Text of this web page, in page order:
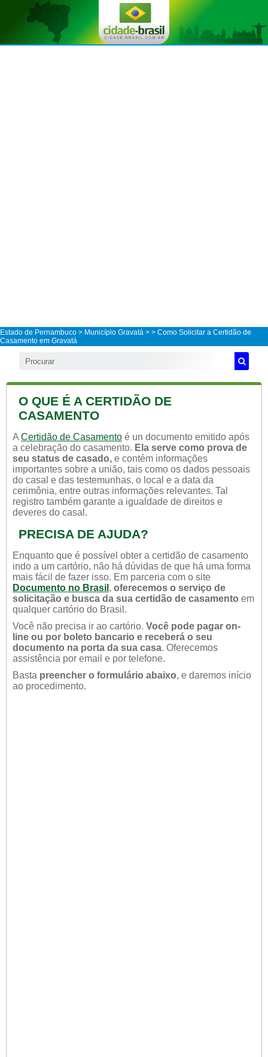
Estado de Pernambuco > Município Gravatá > > Como Solicitar a Certidão de
Casamento em Gravatá
O QUE É A CERTIDÃO DE
CASAMENTO
A Certidão de Casamento é un documento emitido após
a celebração do casamento. Ela serve como prova de
seu status de casado, e contém informações
importantes sobre a união, tais como os dados pessoais
do casal e das testemunhas, o local e a data da
cerimônia, entre outras informações relevantes. Tal
registro também garante a igualdade de direitos e
deveres do casal.
PRECISA DE AJUDA?
Enquanto que é possível obter a certidão de casamento
indo a um cartório, não há dúvidas de que há uma forma
mais fácil de fazer isso. Em parceria com o site
Documento no Brasil , oferecemos o serviço de
solicitação e busca da sua certidão de casamento em
qualquer cartório do Brasil.
Você não precisa ir ao cartório. Você pode pagar on-
line ou por boleto bancario e receberá o seu
documento na porta da sua casa. Oferecemos
assistência por email e por telefone.
Basta preencher o formulário abaixo, e daremos início
ao procedimento.